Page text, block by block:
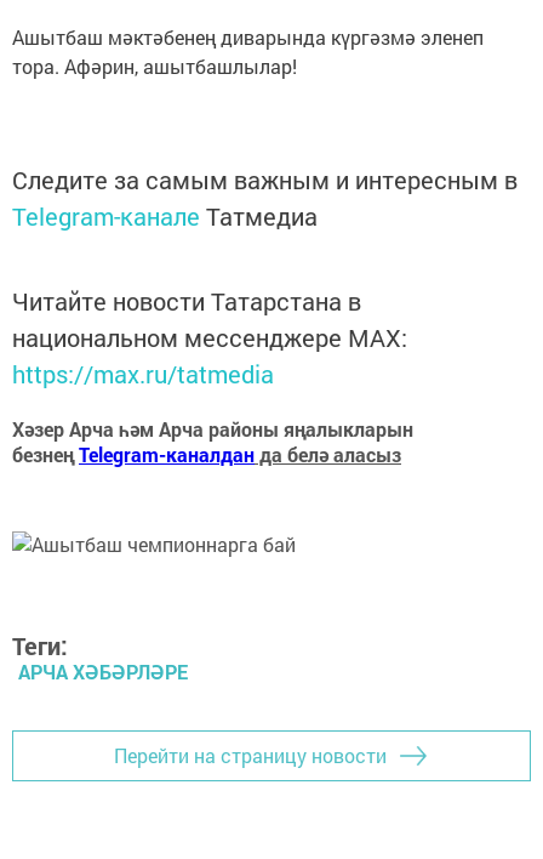
Ашытбаш мәктәбенең диварында күргәзмә эленеп
тора. Афәрин, ашытбашлылар!
Следите за самым важным и интересным в
Telegram-канале Татмедиа
Читайте новости Татарстана в
национальном мессенджере MАХ:
https://max.ru/tatmedia
Хәзер Арча һәм Арча районы яңалыкларын
безнеңTelegram-каналданда белә аласыз
Теги:
АРЧА ХӘБӘРЛӘРЕ
Перейти на страницу новости